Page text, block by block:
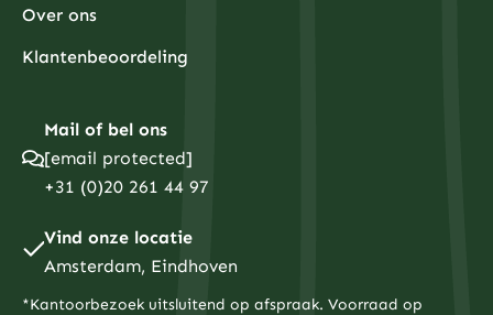
Over ons
Klantenbeoordeling
Mail of bel ons
[email protected]
+31 (0)20 261 44 97
Vind onze locatie
Amsterdam, Eindhoven
*Kantoorbezoek uitsluitend op afspraak. Voorraad op